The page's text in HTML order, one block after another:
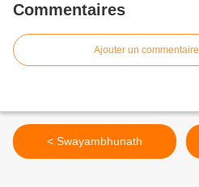
Commentaires
Ajouter un commentaire
< Swayambhunath